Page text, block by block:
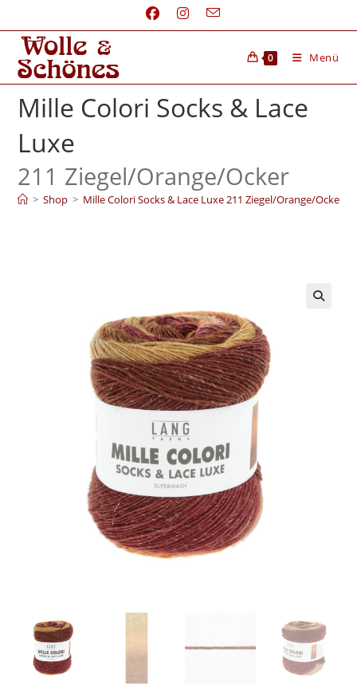
0 Menü
Mille Colori Socks & Lace
Luxe
211 Ziegel/Orange/Ocker
> Shop > Mille Colori Socks & Lace Luxe 211 Ziegel/Orange/Ocker